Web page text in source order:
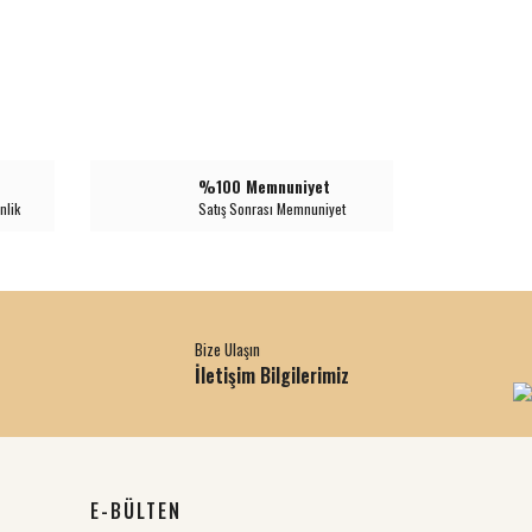
%100 Memnuniyet
Satış Sonrası Memnuniyet
Bize Ulaşın
İletişim Bilgilerimiz
E-BÜLTEN